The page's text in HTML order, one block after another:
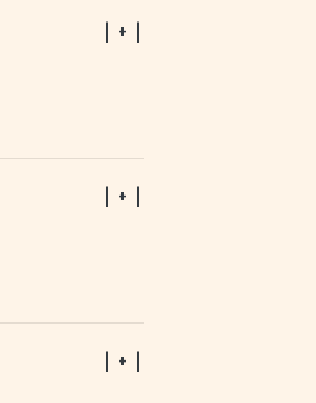
| + |
| + |
| + |